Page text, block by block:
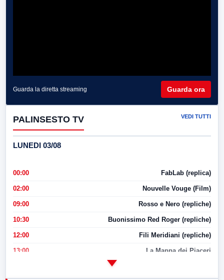
Guarda la diretta streaming Guarda ora
PALINSESTO TV VEDI TUTTI
LUNEDI 03/08
00:00 FabLab (replica)
02:00 Nouvelle Vouge (Film)
09:00 Rosso e Nero (repliche)
10:30 Buonissimo Red Roger (repliche)
12:00 Fili Meridiani (repliche)
13:00 La Mappa dei Piaceri